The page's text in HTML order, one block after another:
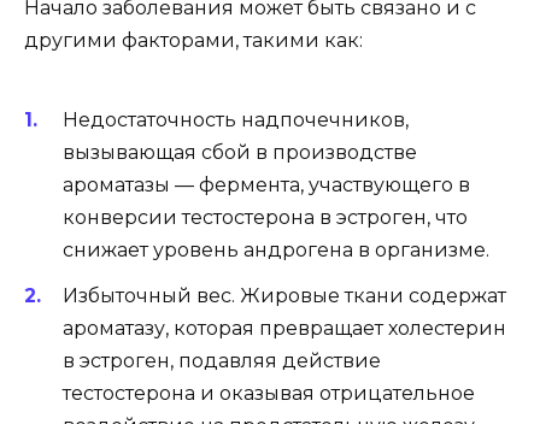
Начало заболевания может быть связано и с
другими факторами, такими как:
Недостаточность надпочечников,
вызывающая сбой в производстве
ароматазы — фермента, участвующего в
конверсии тестостерона в эстроген, что
снижает уровень андрогена в организме.
Избыточный вес. Жировые ткани содержат
ароматазу, которая превращает холестерин
в эстроген, подавляя действие
тестостерона и оказывая отрицательное